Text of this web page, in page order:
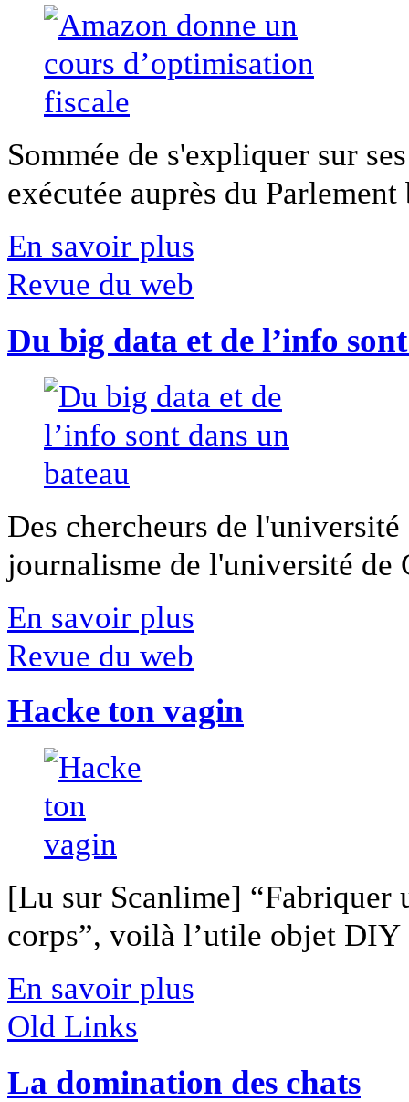
Sommée de s'expliquer sur
exécutée auprès du
En savoir plus
Revue du web
Du big data et de l’info
Des chercheurs de
journalisme de l'université
En savoir plus
Revue du web
Hacke ton vagin
[Lu sur Scanlime] “Fabriquer
corps”, voilà l’utile objet
En savoir plus
Old Links
La domination des chats